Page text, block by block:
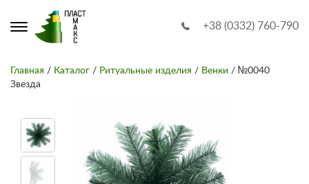
+38 (0332) 760-790
Главная / Каталог / Ритуальные изделия / Венки / №0040
Звезда